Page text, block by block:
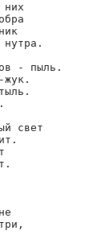
них
- пыль.
жук.
свет